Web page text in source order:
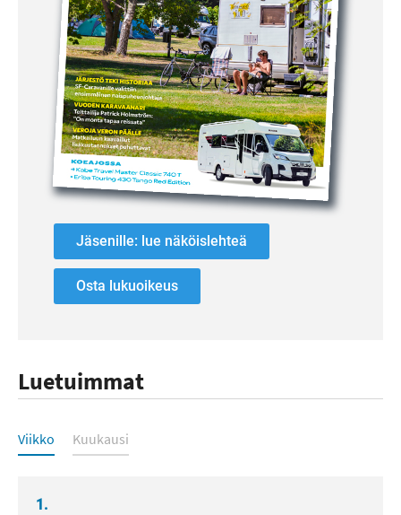
Jäsenille: lue näköislehteä
Osta lukuoikeus
Luetuimmat
Luetuimmat
Viikko Kuukausi
1.